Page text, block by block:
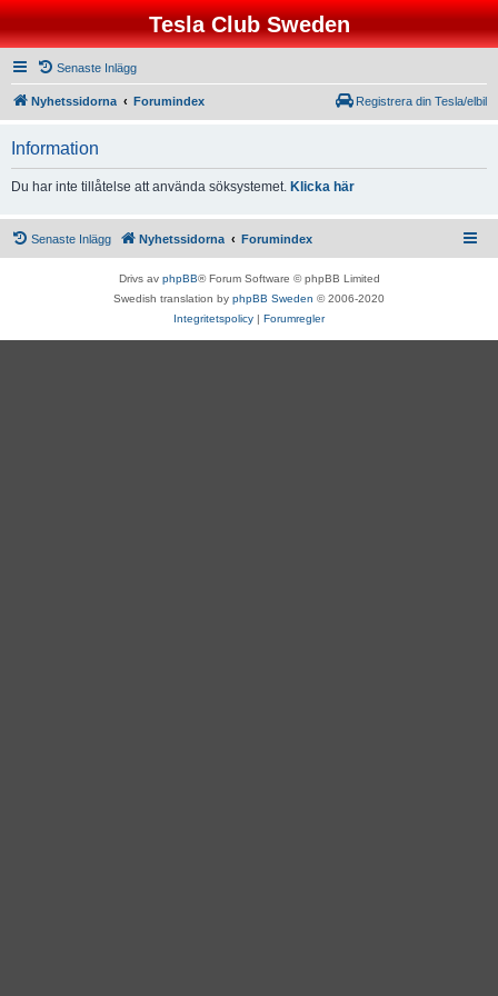
Tesla Club Sweden
Senaste Inlägg
Nyhetssidorna Forumindex Registrera din Tesla/elbil
Information
Du har inte tillåtelse att använda söksystemet. Klicka här
Senaste Inlägg Nyhetssidorna Forumindex
Drivs av phpBB® Forum Software © phpBB Limited
Swedish translation by phpBB Sweden © 2006-2020
Integritetspolicy | Forumregler